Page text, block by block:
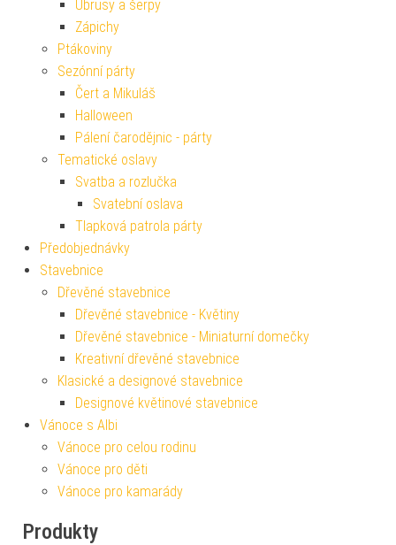
Ubrusy a šerpy
Zápichy
Ptákoviny
Sezónní párty
Čert a Mikuláš
Halloween
Pálení čarodějnic - párty
Tematické oslavy
Svatba a rozlučka
Svatební oslava
Tlapková patrola párty
Předobjednávky
Stavebnice
Dřevěné stavebnice
Dřevěné stavebnice - Květiny
Dřevěné stavebnice - Miniaturní domečky
Kreativní dřevěné stavebnice
Klasické a designové stavebnice
Designové květinové stavebnice
Vánoce s Albi
Vánoce pro celou rodinu
Vánoce pro děti
Vánoce pro kamarády
Produkty